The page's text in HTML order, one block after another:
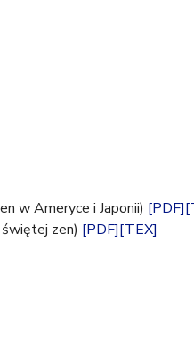
w Ameryce i Japonii) [PDF]
zen) [PDF][TEX]